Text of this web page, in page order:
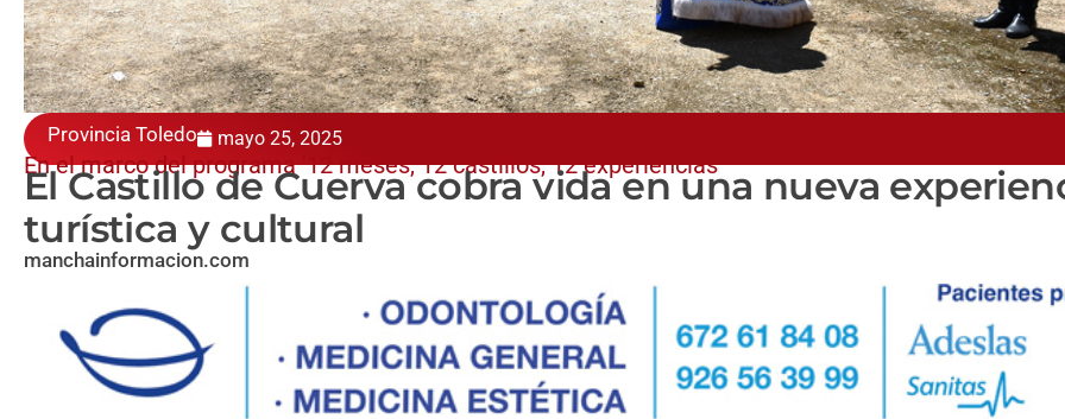
Provincia Toledo mayo 25, 2025
En el marco del programa '12 meses, 12 castillos, 12 experiencias'
El Castillo de Cuerva cobra vida en una nueva
turística y cultural
manchainformacion.com